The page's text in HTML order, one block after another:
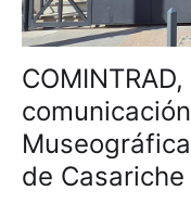
de Casariche